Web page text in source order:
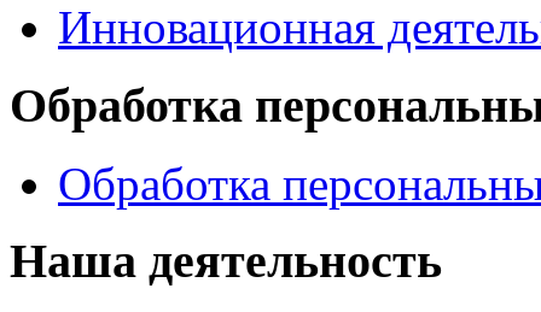
Инновационная
Обработка
Обработка
Наша деятельность